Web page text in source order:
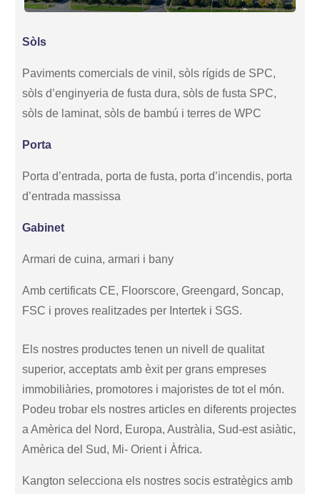
Sòls
Paviments comercials de vinil, sòls rígids de SPC,
sòls d’enginyeria de fusta dura, sòls de fusta SPC,
sòls de laminat, sòls de bambú i terres de WPC
Porta
Porta d’entrada, porta de fusta, porta d’incendis, porta
d’entrada massissa
Gabinet
Armari de cuina, armari i bany
Amb certificats CE, Floorscore, Greengard, Soncap,
FSC i proves realitzades per Intertek i SGS.
Els nostres productes tenen un nivell de qualitat
superior, acceptats amb èxit per grans empreses
immobiliàries, promotores i majoristes de tot el món.
Podeu trobar els nostres articles en diferents projectes
a Amèrica del Nord, Europa, Austràlia, Sud-est asiàtic,
Amèrica del Sud, Mi- Orient i Àfrica.
Kangton selecciona els nostres socis estratègics amb